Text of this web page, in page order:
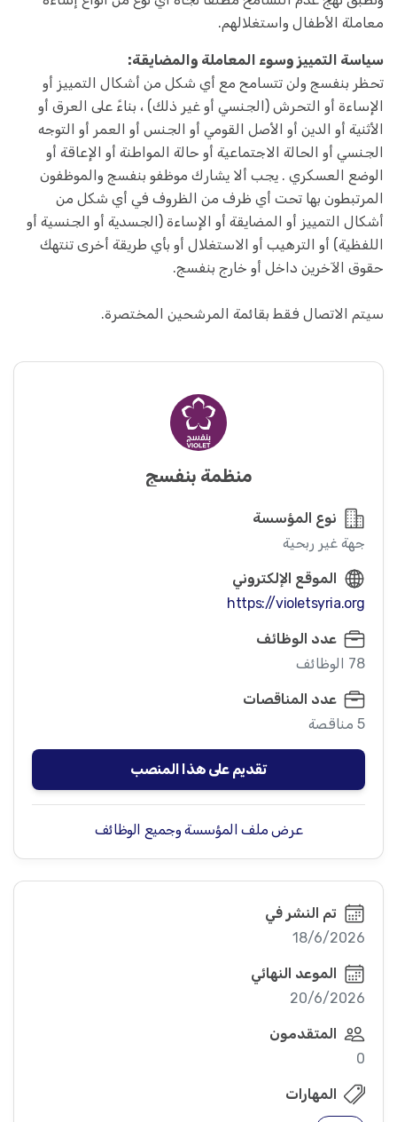
معاملة الأطفال واستغلالهم.
سياسة التمييز وسوء المعاملة والمضايقة:
تحظر بنفسج ولن تتسامح مع أي شكل من أشكال التمييز أو
الإساءة أو التحرش (الجنسي أو غير ذلك) ، بناءً على العرق أو
الأثنية أو الدين أو الأصل القومي أو الجنس أو العمر أو التوجه
الجنسي أو الحالة الاجتماعية أو حالة المواطنة أو الإعاقة أو
الوضع العسكري . يجب ألا يشارك موظفو بنفسج والموظفون
المرتبطون بها تحت أي ظرف من الظروف في أي شكل من
أشكال التمييز أو المضايقة أو الإساءة (الجسدية أو الجنسية أو
اللفظية) أو الترهيب أو الاستغلال أو بأي طريقة أخرى تنتهك
حقوق الآخرين داخل أو خارج بنفسج.
سيتم الاتصال فقط بقائمة المرشحين المختصرة.
منظمة بنفسج
نوع المؤسسة
جهة غير ربحية
الموقع الإلكتروني
https://violetsyria.org
عدد الوظائف
78 الوظائف
عدد المناقصات
5 مناقصة
تقديم على هذا المنصب
عرض ملف المؤسسة وجميع الوظائف
تم النشر في
18/6/2026
الموعد النهائي
20/6/2026
المتقدمون
0
المهارات